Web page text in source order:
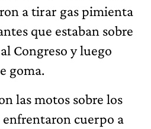
a tirar gas pimienta
que estaban sobre
Congreso y luego
goma.
las motos sobre los
cuerpo a